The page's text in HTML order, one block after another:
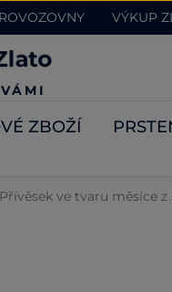
VÝKUP
ZBOŽÍ
Přívěsek ve tvaru měsíce